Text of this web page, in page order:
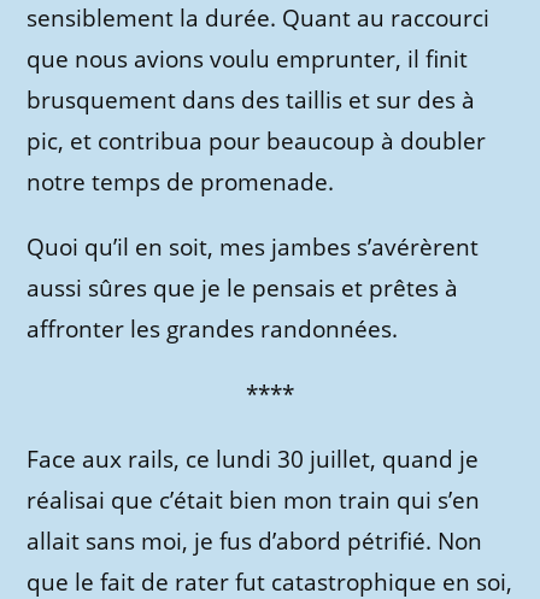
sensiblement la durée. Quant au raccourci
que nous avions voulu emprunter, il finit
brusquement dans des taillis et sur des à
pic, et contribua pour beaucoup à doubler
notre temps de promenade.
Quoi qu’il en soit, mes jambes s’avérèrent
aussi sûres que je le pensais et prêtes à
affronter les grandes randonnées.
****
Face aux rails, ce lundi 30 juillet, quand je
réalisai que c’était bien mon train qui s’en
allait sans moi, je fus d’abord pétrifié. Non
que le fait de rater fut catastrophique en soi,